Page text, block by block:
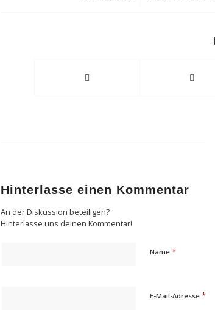
Hinterlasse einen Kommentar
An der Diskussion beteiligen?
Hinterlasse uns deinen Kommentar!
Name *
E-Mail-Adresse *